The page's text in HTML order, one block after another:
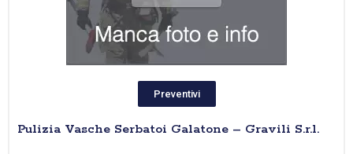
Preventivi
Pulizia Vasche Serbatoi Galatone – Gravili S.r.l.